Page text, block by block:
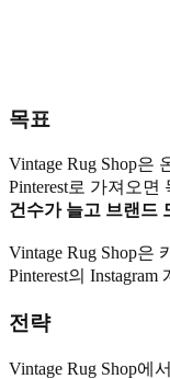
목표
Vintage Rug Shop
Pinterest로 가져오
건수가 늘고 브랜드
Vintage Rug Shop
Pinterest의
전략
Vintage Rug Shop에